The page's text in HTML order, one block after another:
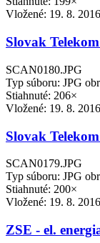
Vložené: 19. 8. 2016
Slovak
SCAN0180.JPG
Typ súboru: JPG
Stiahnuté: 206×
Vložené: 19. 8. 2016
Slovak
SCAN0179.JPG
Typ súboru: JPG
Stiahnuté: 200×
Vložené: 19. 8. 2016
ZSE - el.